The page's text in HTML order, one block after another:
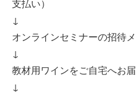
支払い）
↓
オンラインセミナーの招待
↓
教材用ワインをご自宅へお
↓